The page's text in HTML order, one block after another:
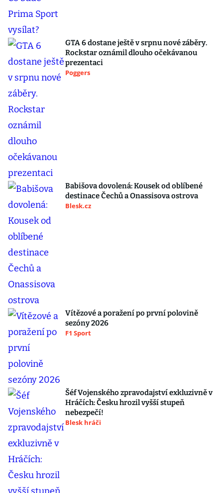
GTA 6 dostane ještě v srpnu nové záběry.
Rockstar oznámil dlouho očekávanou
prezentaci
Poggers
Babišova dovolená: Kousek od oblíbené
destinace Čechů a Onassisova ostrova
Blesk.cz
Vítězové a poražení po první polovině
sezóny 2026
F1 Sport
Šéf Vojenského zpravodajství exkluzivně v
Hráčích: Česku hrozil vyšší stupeň
nebezpečí!
Blesk hráči